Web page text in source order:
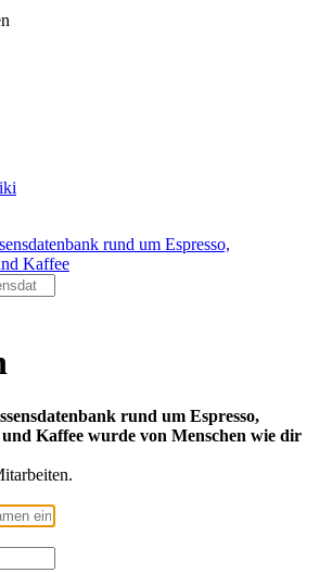
rund um Espresso,
Kaffee
rund um Espresso,
und Kaffee wurde von Menschen wie dir